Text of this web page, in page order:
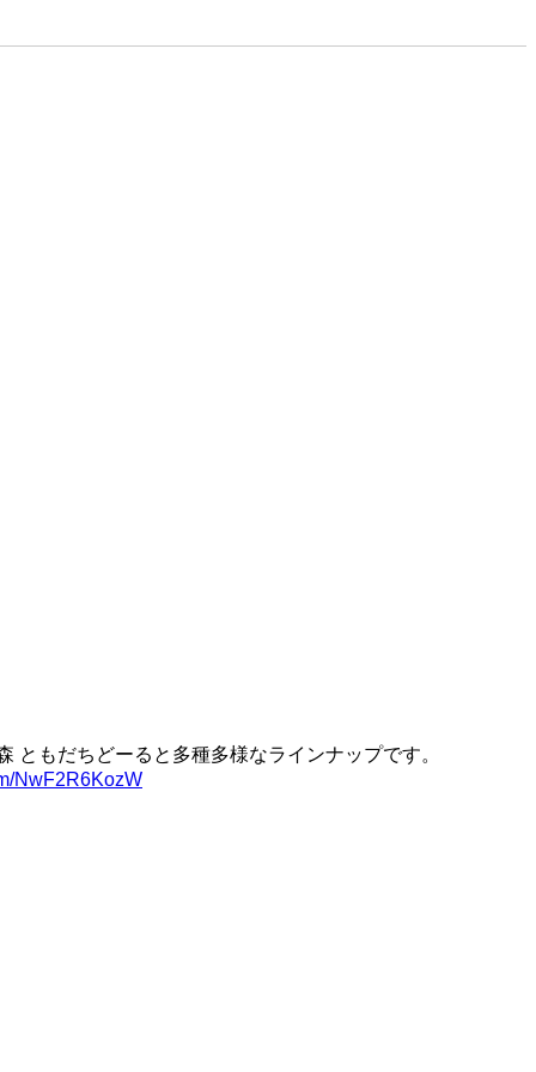
もだちどーると多種多様なラインナップです。
NwF2R6KozW